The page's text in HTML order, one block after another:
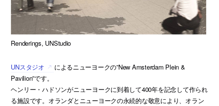
Renderings, UNStudio
UNスタジオ
によるニューヨークの”New Amsterdam Plein &
Pavilion”です。
ヘンリー・ハドソンがニューヨークに到着して400年を記念して作られ
る施設です。オランダとニューヨークの永続的な敬意により、オラン